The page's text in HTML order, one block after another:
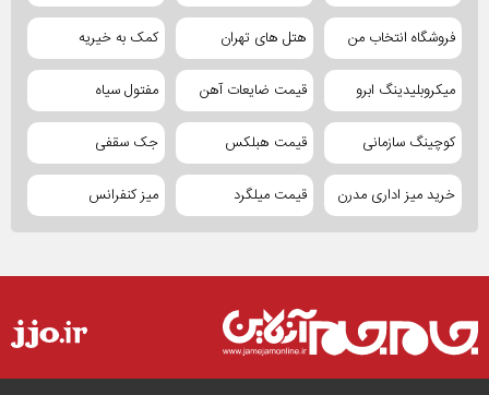
فروشگاه انتخاب من هتل های تهران کمک به خیریه
میکروبلیدینگ ابرو قیمت ضایعات آهن مفتول سیاه
کوچینگ سازمانی قیمت هبلکس جک سقفی
خرید میز اداری مدرن قیمت میلگرد میز کنفرانس